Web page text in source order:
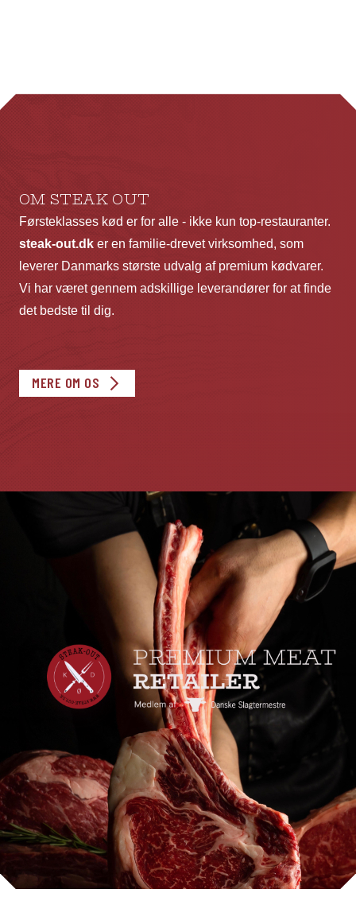
OM STEAK OUT
Førsteklasses kød er for alle - ikke kun top-restauranter.
steak-out.dk er en familie-drevet virksomhed, som
leverer Danmarks største udvalg af premium kødvarer.
Vi har været gennem adskillige leverandører for at finde
det bedste til dig.
MERE OM OS